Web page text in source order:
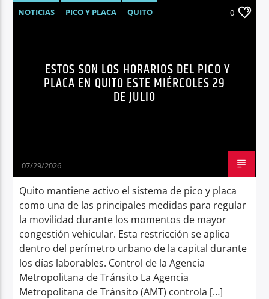
NOTICIAS PICO Y PLACA
QUITO
0
ESTOS SON LOS HORARIOS DEL PICO Y
PLACA EN QUITO ESTE MIÉRCOLES 29
DE JULIO
07/29/2026
Quito mantiene activo el sistema de pico y placa
como una de las principales medidas para regular
la movilidad durante los momentos de mayor
congestión vehicular. Esta restricción se aplica
dentro del perímetro urbano de la capital durante
los días laborables. Control de la Agencia
Metropolitana de Tránsito La Agencia
Metropolitana de Tránsito (AMT) controla […]